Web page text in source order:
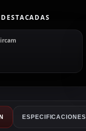
ESPECIFICACIONES